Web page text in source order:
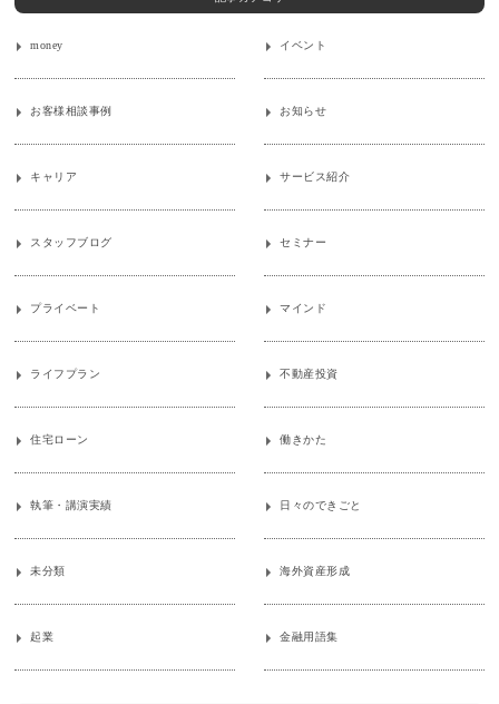
money イベント
お客様相談事例 お知らせ
キャリア サービス紹介
スタッフブログ セミナー
プライベート マインド
ライフプラン 不動産投資
住宅ローン 働きかた
執筆・講演実績 日々のできごと
未分類 海外資産形成
起業 金融用語集